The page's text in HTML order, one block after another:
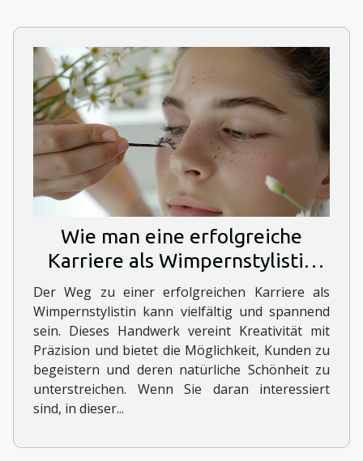
Wie man eine erfolgreiche
Karriere als Wimpernstylistin
startet
Der Weg zu einer erfolgreichen Karriere als
Wimpernstylistin kann vielfältig und spannend
sein. Dieses Handwerk vereint Kreativität mit
Präzision und bietet die Möglichkeit, Kunden zu
begeistern und deren natürliche Schönheit zu
unterstreichen. Wenn Sie daran interessiert
sind, in dieser...